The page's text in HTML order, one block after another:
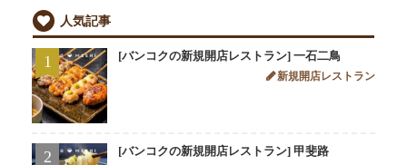
人気記事
1 [バンコクの新規開店レストラン] 一石二鳥
新規開店レストラン
2 [バンコクの新規開店レストラン] 甲斐路